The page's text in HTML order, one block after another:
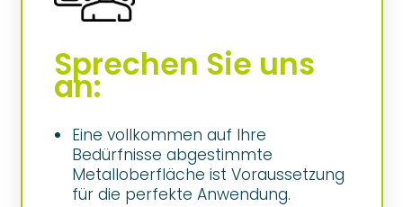
Sprechen Sie uns
an:
Eine vollkommen auf Ihre
Bedürfnisse abgestimmte
Metalloberfläche ist Voraussetzung
für die perfekte Anwendung.